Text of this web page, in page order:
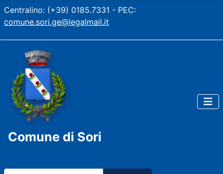
Centralino: (+39) 0185.7331 - PEC:
comune.sori.ge@legalmail.it
Comune di Sori